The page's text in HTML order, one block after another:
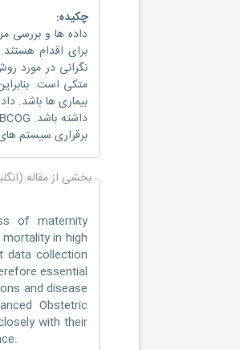
چکیده:
داده ها و بررسی
برای اقدام
نگرانی در مورد
متکی است.
بیماری ها باشد.
برقراری سیستم
بخشی از مقاله
of maternity
in high
data collection
essential
and disease
Obstetric
with their